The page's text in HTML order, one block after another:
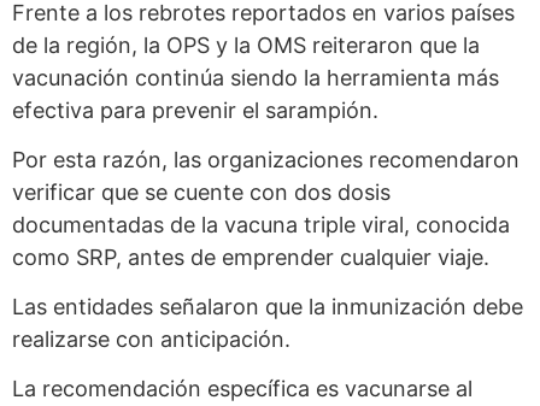
Frente a los rebrotes reportados en varios países
de la región, la OPS y la OMS reiteraron que la
vacunación continúa siendo la herramienta más
efectiva para prevenir el sarampión.
Por esta razón, las organizaciones recomendaron
verificar que se cuente con dos dosis
documentadas de la vacuna triple viral, conocida
como SRP, antes de emprender cualquier viaje.
Las entidades señalaron que la inmunización debe
realizarse con anticipación.
La recomendación específica es vacunarse al